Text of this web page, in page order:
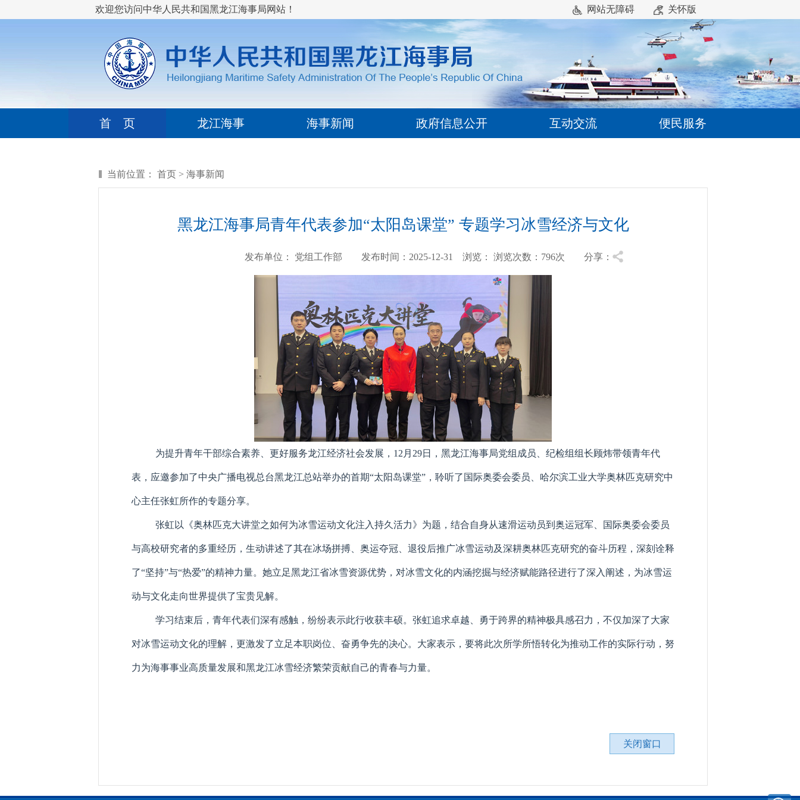
欢迎您访问中华人民共和国黑龙江海事局网站！ 网站无障碍 关怀版
首 页 龙江海事 海事新闻 政府信息公开 互动交流 便民服务
当前位置： 首页 > 海事新闻
黑龙江海事局青年代表参加“太阳岛课堂” 专题学习冰雪经济与文化
发布单位： 党组工作部 发布时间：2025-12-31 浏览： 浏览次数：796次 分享：
为提升青年干部综合素养、更好服务龙江经济社会发展，12月29日，黑龙江海事局党组成员、纪检组组长顾炜带领青年代
表，应邀参加了中央广播电视总台黑龙江总站举办的首期“太阳岛课堂”，聆听了国际奥委会委员、哈尔滨工业大学奥林匹克研究中
心主任张虹所作的专题分享。
张虹以《奥林匹克大讲堂之如何为冰雪运动文化注入持久活力》为题，结合自身从速滑运动员到奥运冠军、国际奥委会委员
与高校研究者的多重经历，生动讲述了其在冰场拼搏、奥运夺冠、退役后推广冰雪运动及深耕奥林匹克研究的奋斗历程，深刻诠释
了“坚持”与“热爱”的精神力量。她立足黑龙江省冰雪资源优势，对冰雪文化的内涵挖掘与经济赋能路径进行了深入阐述，为冰雪运
动与文化走向世界提供了宝贵见解。
学习结束后，青年代表们深有感触，纷纷表示此行收获丰硕。张虹追求卓越、勇于跨界的精神极具感召力，不仅加深了大家
对冰雪运动文化的理解，更激发了立足本职岗位、奋勇争先的决心。大家表示，要将此次所学所悟转化为推动工作的实际行动，努
力为海事事业高质量发展和黑龙江冰雪经济繁荣贡献自己的青春与力量。
关闭窗口